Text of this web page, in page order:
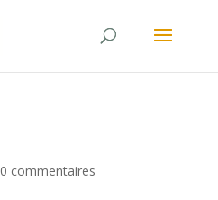
0 commentaires